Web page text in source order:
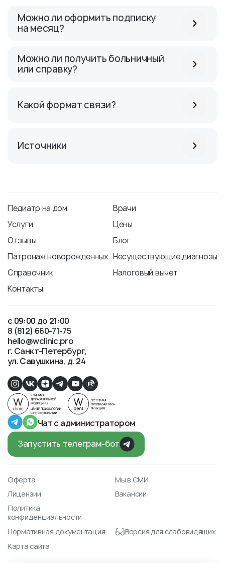
Можно ли оформить подписку
на месяц?
Можно ли получить больничный
или справку?
Какой формат связи?
Источники
Педиатр на дом
Врачи
Услуги
Цены
Отзывы
Блог
Патронаж новорожденных Несуществующие диагнозы
Справочник
Налоговый вычет
Контакты
с 09:00 до 21:00
8 (812) 660-71-75
hello@wclinic.pro
г. Санкт-Петербург
ул. Савушкина, д. 24
Чат с администратором
Запустить телеграм-бот
Оферта
Мы в СМИ
Лицензии
Вакансии
Политика
конфиденциальности
Нормативная документация
Версия для слабовидящих
Карта сайта